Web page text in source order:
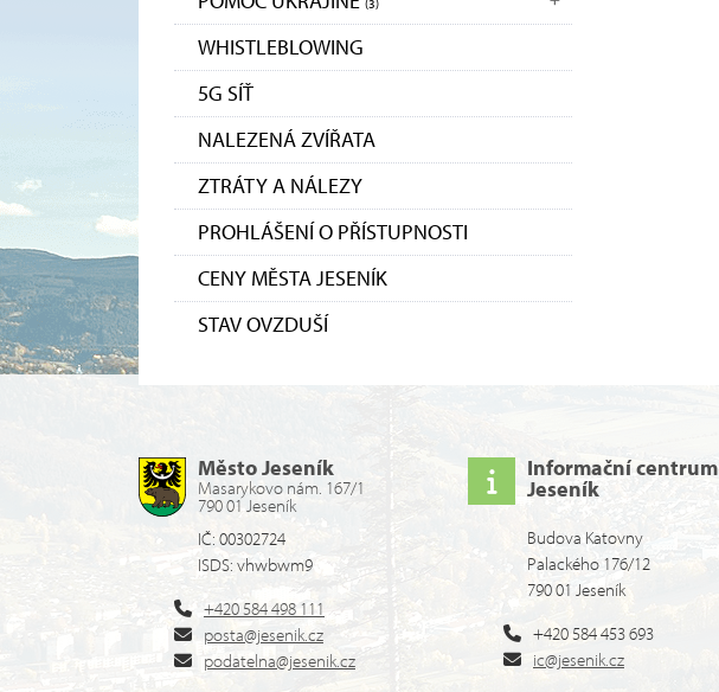
(3)
WHISTLEBLOWING
5G SÍŤ
NALEZENÁ ZVÍŘATA
ZTRÁTY A NÁLEZY
PROHLÁŠENÍ O PŘÍSTUPNOSTI
CENY MĚSTA JESENÍK
STAV OVZDUŠÍ
Město Jeseník
Masarykovo nám. 167/1
790 01 Jeseník
IČ: 00302724
ISDS: vhwbwm9
+420 584 498 111
posta@jesenik.cz
podatelna@jesenik.cz
Informační centrum
Jeseník
Budova Katovny
Palackého 176/12
790 01 Jeseník
+420 584 453 693
ic@jesenik.cz